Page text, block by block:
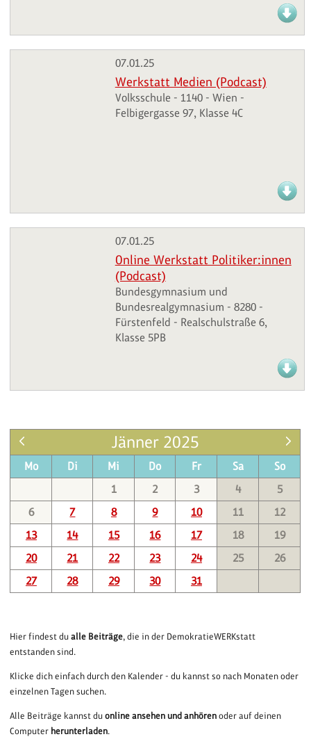
07.01.25
Werkstatt Medien (Podcast)
Volksschule - 1140 - Wien -
Felbigergasse 97, Klasse 4C
07.01.25
Online Werkstatt Politiker:innen
(Podcast)
Bundesgymnasium und
Bundesrealgymnasium - 8280 -
Fürstenfeld - Realschulstraße 6,
Klasse 5PB
Jänner 2025
Mo Di Mi Do Fr Sa
So
1
2 3 4
5
6
7 8 9 10 11
12
13
14 15 16 17 18
19
20
21 22 23 24 25
26
27
28 29 30 31
Hier findest dualle Beiträge, die in der DemokratieWERKstatt
entstanden sind.
Klicke dich einfach durch den Kalender - du kannst so nach Monaten oder
einzelnen Tagen suchen.
Alle Beiträge kannst duonline ansehen und anhören oder auf deinen
Computer herunterladen.